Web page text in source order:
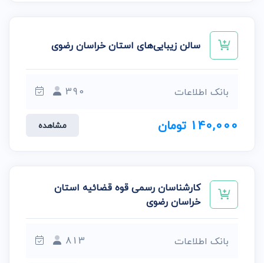
سالن زیبایی‌های استان خراسان رضوی
بانک اطلاعات 390
140,000 تومان مشاهده
کارشناسان رسمی قوه قضائیه استان
خراسان رضوی
بانک اطلاعات 813